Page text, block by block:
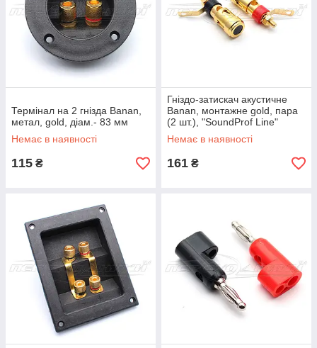
Термінал на 2 гнізда Banan,
метал, gold, діам.- 83 мм
Немає в наявності
115 ₴
Гніздо-затискач акустичне
Banan, монтажне gold, пара
(2 шт.), "SoundProf Line"
Немає в наявності
161 ₴